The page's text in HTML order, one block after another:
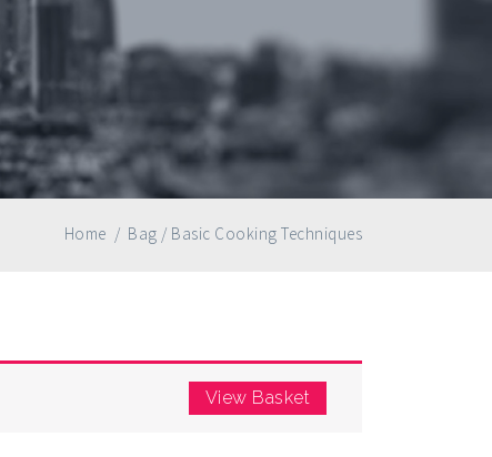
Home / Bag / Basic Cooking Techniques
View Basket